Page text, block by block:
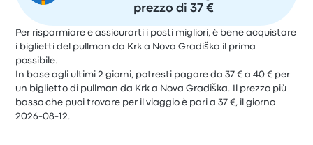
prezzo di 37 €
Per risparmiare e assicurarti i posti migliori, è bene acquistare
i biglietti del pullman da Krk a Nova Gradiška il prima
possibile.
In base agli ultimi 2 giorni, potresti pagare da 37 € a 40 € per
un biglietto di pullman da Krk a Nova Gradiška. Il prezzo più
basso che puoi trovare per il viaggio è pari a 37 €, il giorno
2026-08-12.